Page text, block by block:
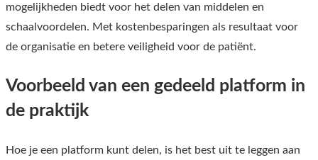
mogelijkheden biedt voor het delen van middelen en
schaalvoordelen. Met kostenbesparingen als resultaat voor
de organisatie en betere veiligheid voor de patiënt.
Voorbeeld van een gedeeld platform in
de praktijk
Hoe je een platform kunt delen, is het best uit te leggen aan